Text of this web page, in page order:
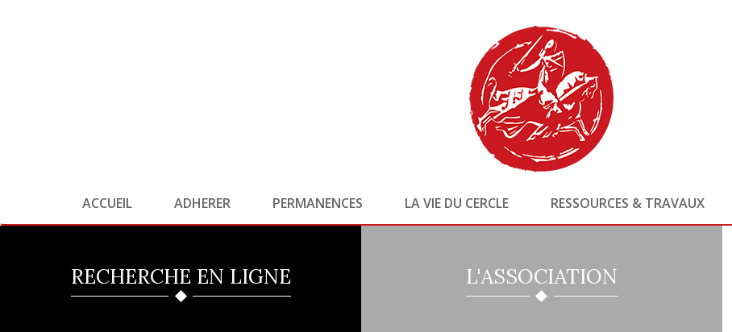
ACCUEIL ADHERER PERMANENCES LA VIE DU CERCLE RESSOURCES & TRAVAUX
RECHERCHE EN LIGNE L'ASSOCIATION